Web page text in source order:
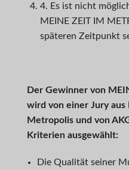
4. Es ist nicht
MEINE ZEIT IM
späteren Zeitpunkt
Der Gewinner von
wird von einer Jury
Metropolis und von
Kriterien ausgewählt:
Die Qualität seiner